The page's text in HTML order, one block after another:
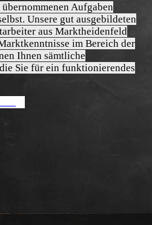
Aufgaben
Unsere gut ausgebildeten
aus Marktheidenfeld
im Bereich der
Ihnen sämtliche
Sie für ein funktionierendes